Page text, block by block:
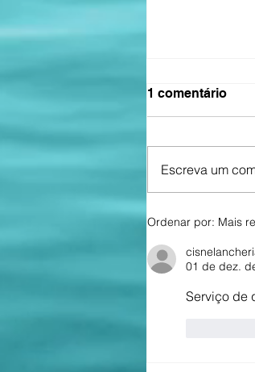
FESTA DE
CIDREIRA
1 comentário
Escreva um
Ordenar por: Mais
01 de dez.
Serviço de